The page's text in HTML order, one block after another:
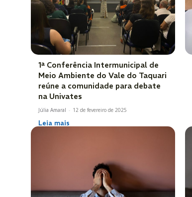
1ª Conferência Intermunicipal de
Meio Ambiente do Vale do Taquari
reúne a comunidade para debate
na Univates
Júlia Amaral - 12 de fevereiro de 2025
Leia mais